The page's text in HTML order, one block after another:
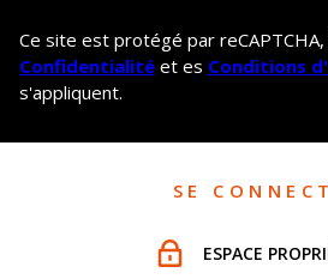
Ce site est protégé par reCAPTCHA,
Confidentialité et es Conditions
s'appliquent.
SE
ESPACE